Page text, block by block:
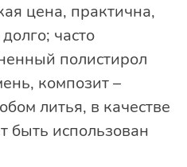
цена, практична,
часто
полистирол
композит –
литья, в качестве
быть использован